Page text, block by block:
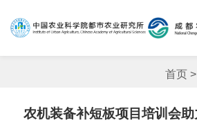
中国农业科学院 科研期刊
单位概况
首页 >
农机装备补短板项目培训会